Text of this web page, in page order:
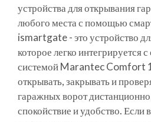
устройства для открывания
любого места с помощью
ismartgate - это устройство
которое легко интегрируется
системой Marantec Comfort
открывать, закрывать и
гаражных ворот
спокойствие и удобство. Если